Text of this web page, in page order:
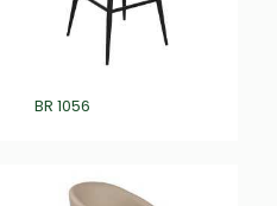
BR 1056